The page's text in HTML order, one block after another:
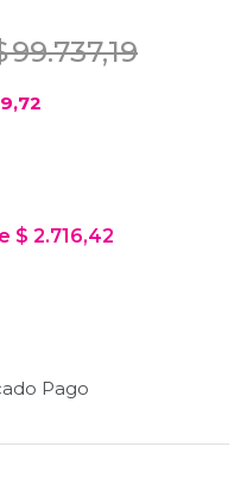
99.737,19
$ 2.716,42
Pago